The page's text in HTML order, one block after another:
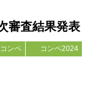
審査結果発表
ンペ コンペ2024